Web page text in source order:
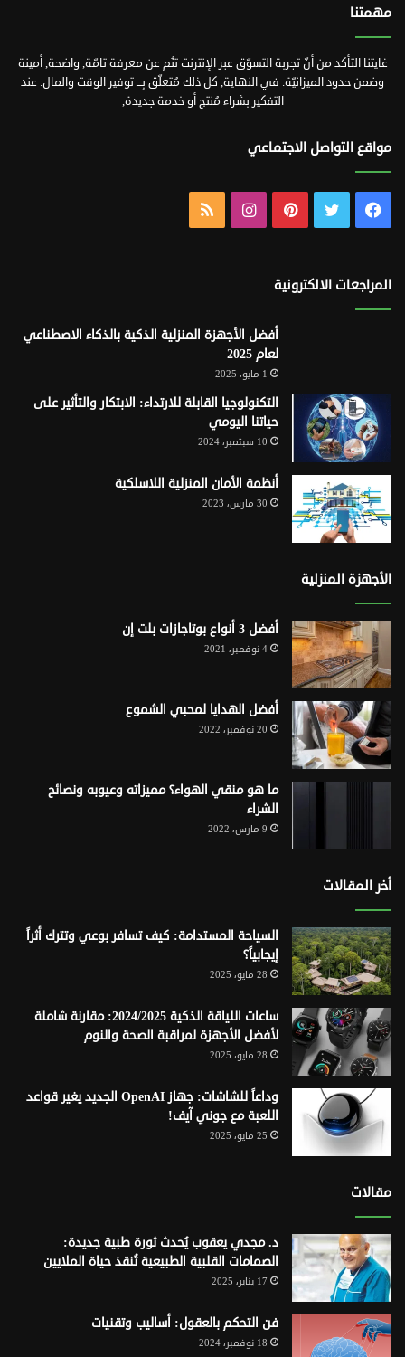
مهمتنا
غايتنا التأكد من أنّ تجربة التسوّق عبر الإنترنت تنُم عن معرفة تامّة, واضحة, أمينة
وضمن حدود الميزانيّة. في النهاية, كل ذلك مُتعلّق بِـــ توفير الوقت والمال. عند
التفكير بشراء مُنتج أو خدمة جديدة,
مواقع التواصل الاجتماعي
فيسبوك تويتر بينتيريستانستقرام
المراجعات الالكترونية
أفضل الأجهزة المنزلية الذكية بالذكاء الاصطناعي
لعام 2025
1 مايو، 2025
التكنولوجيا القابلة للارتداء: الابتكار والتأثير على
حياتنا اليومي
10 سبتمبر، 2024
أنظمة الأمان المنزلية اللاسلكية
30 مارس، 2023
الأجهزة المنزلية
أفضل 3 أنواع بوتاجازات بلت إن
4 نوفمبر، 2021
أفضل الهدايا لمحبي الشموع
20 نوفمبر، 2022
ما هو منقي الهواء؟ مميزاته وعيوبه ونصائح
الشراء
9 مارس، 2022
أخر المقالات
السياحة المستدامة: كيف تسافر بوعي وتترك أثراً
إيجابياً؟
28 مايو، 2025
ساعات اللياقة الذكية 2024/2025: مقارنة شاملة
لأفضل الأجهزة لمراقبة الصحة والنوم
28 مايو، 2025
وداعاً للشاشات: جهاز OpenAI الجديد يغير قواعد
اللعبة مع جوني آيف!
25 مايو، 2025
مقالات
د. مجدي يعقوب يُحدث ثورة طبية جديدة:
الصمامات القلبية الطبيعية تُنقذ حياة الملايين
17 يناير، 2025
فن التحكم بالعقول: أساليب وتقنيات
18 نوفمبر، 2024